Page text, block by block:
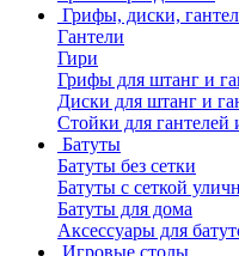
Грифы, диски,
Гантели
Гири
Грифы для штанг и
Диски для штанг и
Стойки для гантелей
Батуты
Батуты без сетки
Батуты с сеткой
Батуты для дома
Аксессуары для
Игровые столы